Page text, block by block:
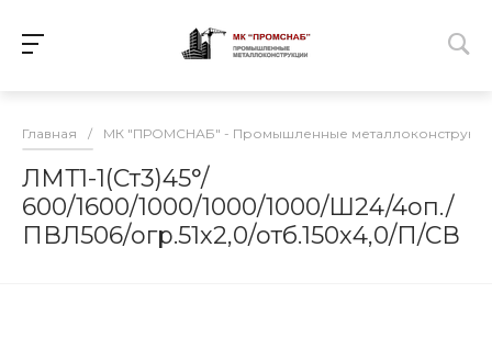
Главная / МК "ПРОМСНАБ" - Промышленные
ЛМТ1-1(Ст3)45°/
600/1600/1000/1000/1000/Ш24/4оп./
ПВЛ506/огр.51х2,0/отб.150х4,0/П/СВ